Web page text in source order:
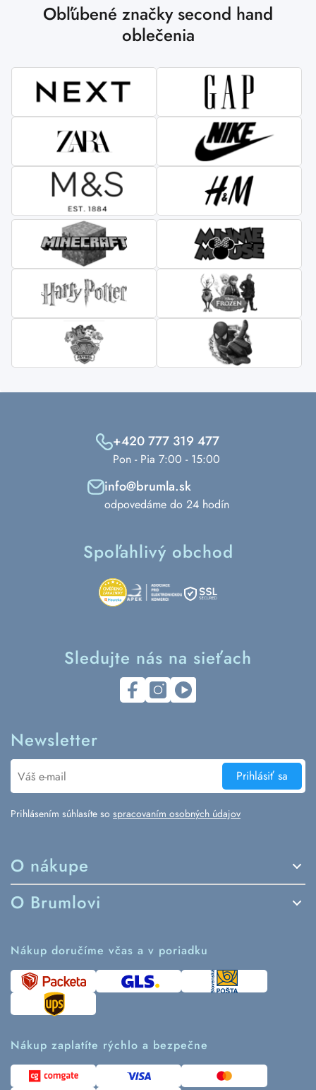
Obľúbené značky second hand
oblečenia
O nákupe
Spôsoby dodania a platby
Vrátenie tovaru a reklamácia
Návod ako nakupovať
Tabuľka veľkostí
Predávané značky
Kontakt
O Brumlovi
Ako tvoríme second hand
Časté otázky
Kde pomáhame
Udržateľnosť
Blog
Pre médiá
+420 777 319 477
Pon - Pia 7:00 - 15:00
info@brumla.sk
odpovedáme do 24 hodín
Spoľahlivý obchod
Sledujte nás na sieťach
Newsletter
Prihlásiť sa
Prihlásením súhlasíte so spracovaním osobných údajov
Nákup doručíme včas a v poriadku
Nákup zaplatíte rýchlo a bezpečne